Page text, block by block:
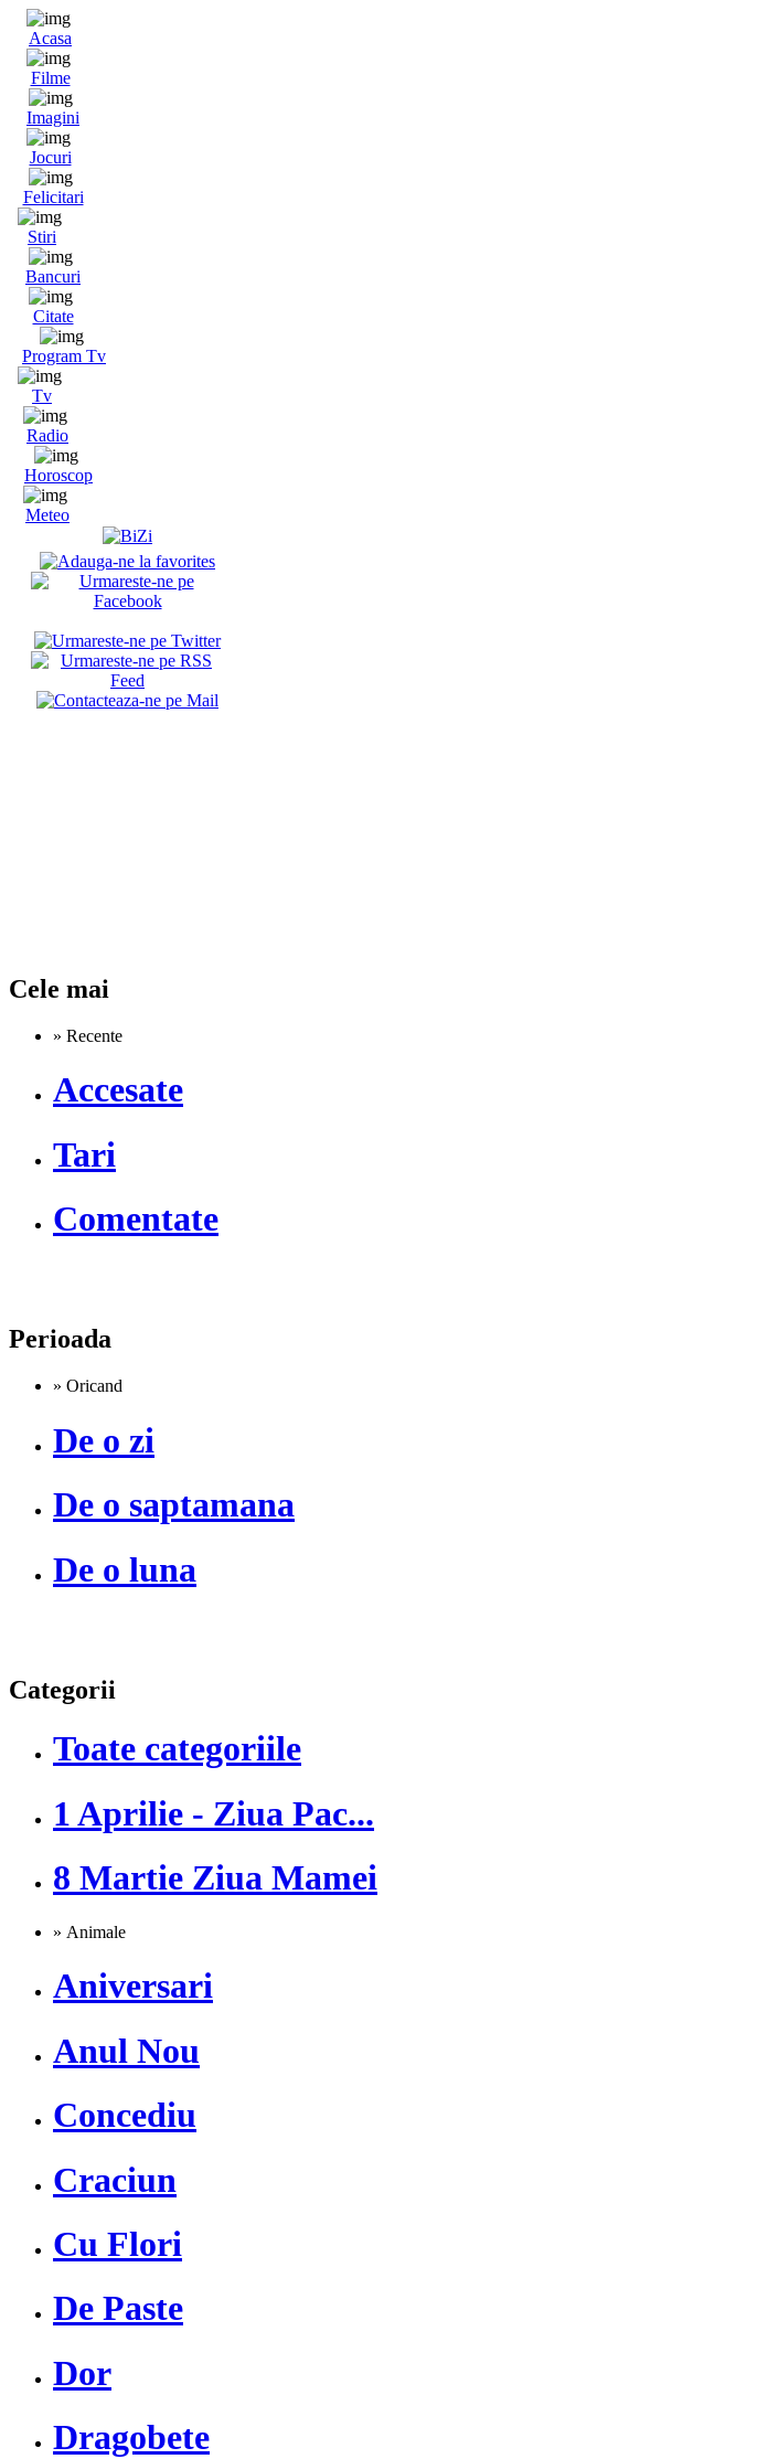
Acasa
Filme
Imagini
Jocuri
Felicitari
Stiri
Bancuri
Citate
Program Tv
Tv
Radio
Horoscop
Meteo
Cele mai
» Recente
Accesate
Tari
Comentate
Perioada
» Oricand
De o zi
De o saptamana
De o luna
Categorii
Toate categoriile
1 Aprilie - Ziua Pac...
8 Martie Ziua Mamei
» Animale
Aniversari
Anul Nou
Concediu
Craciun
Cu Flori
De Paste
Dor
Dragobete